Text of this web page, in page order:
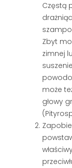
Częstą
Zbyt
zimnej
może
głowy